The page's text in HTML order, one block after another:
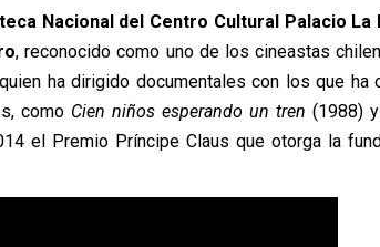
Nacional del Centro Cultural Palacio La
, reconocido como uno de los cineastas
ha dirigido documentales con los que ha
como Cien niños esperando un tren (1988) y
el Premio Príncipe Claus que otorga la